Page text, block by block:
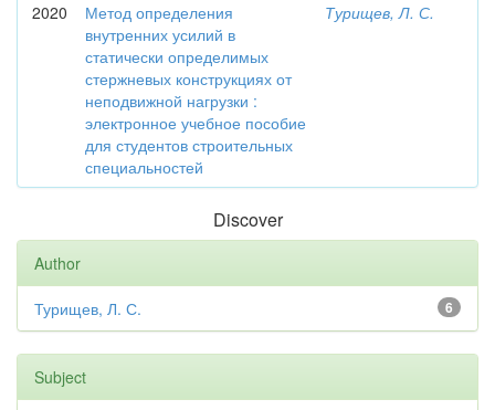
2020
Метод определения
внутренних усилий в
статически определимых
стержневых конструкциях от
неподвижной нагрузки :
электронное учебное пособие
для студентов строительных
специальностей
Турищев, Л. С.
Discover
Author
6
Турищев, Л. С.
Subject